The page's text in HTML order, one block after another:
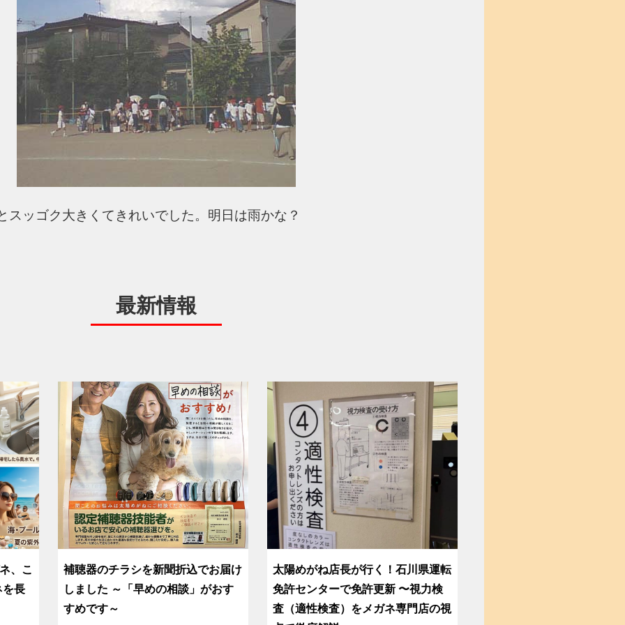
スッゴク大きくてきれいでした。明日は雨かな？
最新情報
、こ
を長
補聴器のチラシを新聞折込でお届け
しました ～「早めの相談」がおす
すめです～
太陽めがね店長が行く！石川県運転
免許センターで免許更新 〜視力検
査（適性検査）をメガネ専門店の視